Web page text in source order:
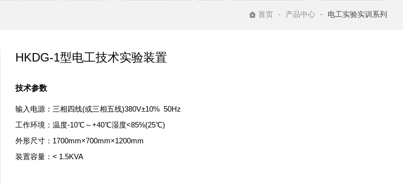
首页 产品中心 电工实验实训系列
HKDG-1型电工技术实验装置
技术参数
输入电源：三相四线(或三相五线)380V±10% 50Hz
工作环境：温度-10℃～+40℃湿度<85%(25℃)
外形尺寸：1700mm×700mm×1200mm
装置容量：< 1.5KVA